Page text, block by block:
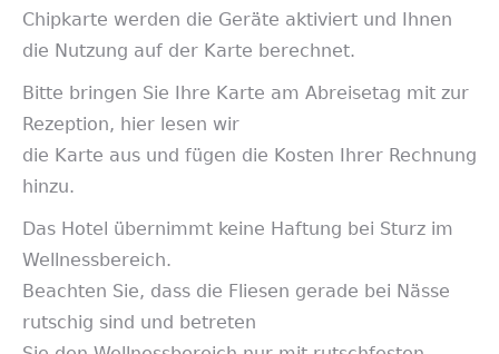
Chipkarte werden die Geräte aktiviert und Ihnen
die Nutzung auf der Karte berechnet.
Bitte bringen Sie Ihre Karte am Abreisetag mit zur
Rezeption, hier lesen wir
die Karte aus und fügen die Kosten Ihrer Rechnung
hinzu.
Das Hotel übernimmt keine Haftung bei Sturz im
Wellnessbereich.
Beachten Sie, dass die Fliesen gerade bei Nässe
rutschig sind und betreten